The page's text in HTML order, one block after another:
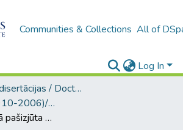
Communities & Collections All of
Log In
A2 – LU disertācijas / Doctoral theses UL
Disertācijas (1910-2006)/ Doctoral Theses
Skolēna pozitīvā pašizjūta pedagoģiskajā saskarsmē skolā